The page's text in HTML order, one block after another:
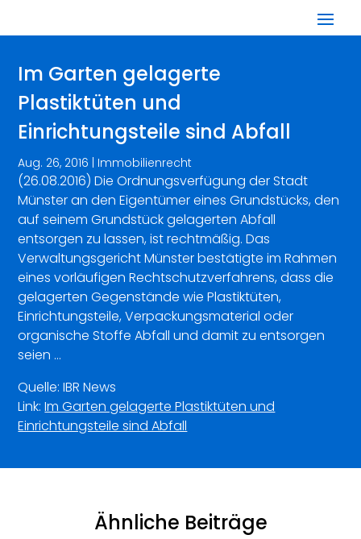
Im Garten gelagerte
Plastiktüten und
Einrichtungsteile sind Abfall
Aug. 26, 2016 Immobilienrecht
(26.08.2016) Die Ordnungsverfügung der Stadt
Münster an den Eigentümer eines Grundstücks, den
auf seinem Grundstück gelagerten Abfall
entsorgen zu lassen, ist rechtmäßig. Das
Verwaltungsgericht Münster bestätigte im Rahmen
eines vorläufigen Rechtschutzverfahrens, dass die
gelagerten Gegenstände wie Plastiktüten,
Einrichtungsteile, Verpackungsmaterial oder
organische Stoffe Abfall und damit zu entsorgen
seien …
Quelle: IBR News
Link:Im Garten gelagerte Plastiktüten und
Einrichtungsteile sind Abfall
Ähnliche Beiträge